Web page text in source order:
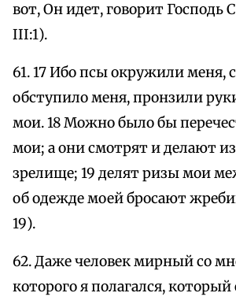
вот, Он идет, говорит Господь
III:1).
61. 17 Ибо псы окружили меня,
обступило меня, пронзили
мои. 18 Можно было бы
мои; а они смотрят и делают
зрелище; 19 делят ризы мои
об одежде моей бросают
19).
62. Даже человек мирный со
которого я полагался, который